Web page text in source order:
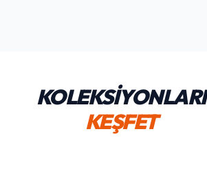
KOLEKSİYONLARI
KEŞFET